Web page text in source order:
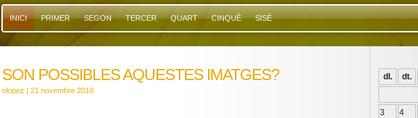
INICI PRIMER SEGON TERCER QUART CINQUÈ SISÈ
SON POSSIBLES AQUESTES IMATGES?
nlopez | 21 novembre 2010
dl.
dt.
3
4